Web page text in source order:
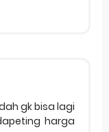
gk bisa lagi
harga